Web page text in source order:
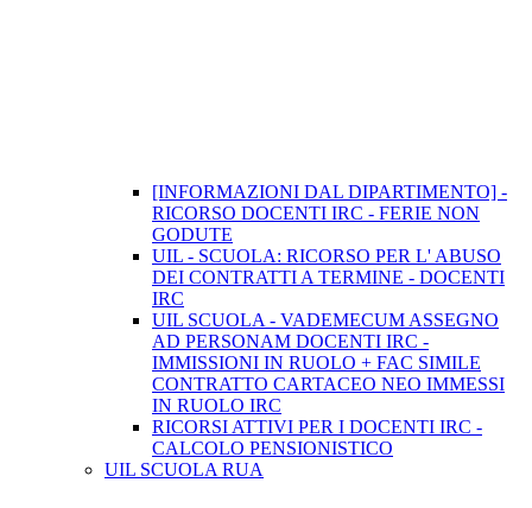
[INFORMAZIONI DAL DIPARTIMENTO] -
RICORSO DOCENTI IRC - FERIE NON
GODUTE
UIL - SCUOLA: RICORSO PER L' ABUSO
DEI CONTRATTI A TERMINE - DOCENTI
IRC
UIL SCUOLA - VADEMECUM ASSEGNO
AD PERSONAM DOCENTI IRC -
IMMISSIONI IN RUOLO + FAC SIMILE
CONTRATTO CARTACEO NEO IMMESSI
IN RUOLO IRC
RICORSI ATTIVI PER I DOCENTI IRC -
CALCOLO PENSIONISTICO
UIL SCUOLA RUA